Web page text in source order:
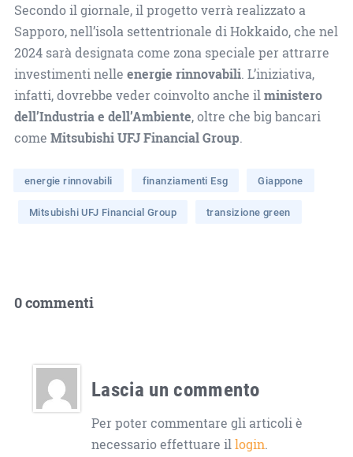
Secondo il giornale, il progetto verrà realizzato a
Sapporo, nell’isola settentrionale di Hokkaido, che nel
2024 sarà designata come zona speciale per attrarre
investimenti nelle energie rinnovabili. L’iniziativa,
infatti, dovrebbe veder coinvolto anche ilministero
dell’Industria e dell’Ambiente, oltre che big bancari
come Mitsubishi UFJ Financial Group.
energie rinnovabili finanziamenti Esg Giappone
Mitsubishi UFJ Financial Group transizione green
0 commenti
Lascia un commento
Per poter commentare gli articoli è
necessario effettuare illogin.